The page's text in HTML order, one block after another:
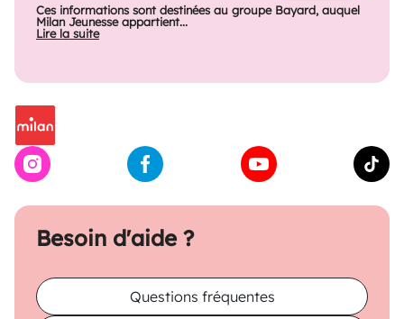
Besoin d'aide ?
Questions fréquentes
Ces informations sont destinées au groupe Bayard, auquel
Milan Jeunesse appartient...
Lire la suite